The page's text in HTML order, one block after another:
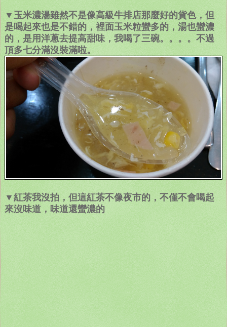
▼玉米濃湯雖然不是像高級牛排店那麼好的貨色，但
是喝起來也是不錯的，裡面玉米粒蠻多的，湯也蠻濃
的，是用洋蔥去提高甜味，我喝了三碗。。。。不過
頂多七分滿沒裝滿啦。
▼紅茶我沒拍，但這紅茶不像夜市的，不僅不會喝起
來沒味道，味道還蠻濃的